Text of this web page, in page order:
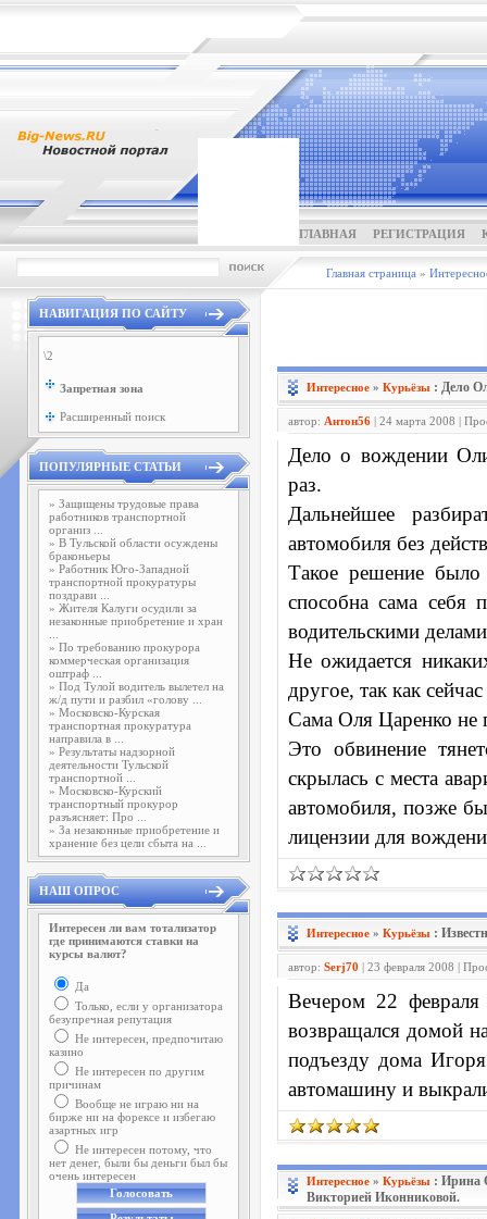
ГЛАВНАЯ РЕГИСТРАЦИЯ
Главная страница »
НАВИГАЦИЯ ПО САЙТУ
\2
Запретная зона
Расширенный поиск
ПОПУЛЯРНЫЕ СТАТЬИ
» Защищены трудовые права
работников транспортной
организ ...
» В Тульской области осуждены
браконьеры
» Работник Юго-Западной
транспортной прокуратуры
поздрави ...
» Жителя Калуги осудили за
незаконные приобретение и хран
» По требованию прокурора
коммерческая организация
оштраф ...
» Под Тулой водитель вылетел на
ж/д пути и разбил «голову ...
» Московско-Курская
транспортная прокуратура
направила в ...
» Результаты надзорной
деятельности Тульской
транспортной ...
» Московско-Курский
транспортный прокурор
разъясняет: Про ...
» За незаконные приобретение и
хранение без цели сбыта на ...
НАШ ОПРОС
Интересен ли вам тотализатор
где принимаются ставки на
курсы валют?
Да
Только, если у организатора
безупречная репутация
Не интересен, предпочитаю
казино
Не интересен по другим
причинам
Вообще не играю ни на
бирже ни на форексе и избегаю
азартных игр
Не интересен потому, что
нет денег, были бы деньги был бы
очень интересен
Интересное » Курьёзы : Дело
автор: Антон56 | 24 марта 2008 |
Дело о вождении
раз.
Дальнейшее
автомобиля без
Такое решение
способна сама себя
водительскими
Не ожидается
другое, так как
Сама Оля Царенко не
Это обвинение
скрылась с места
автомобиля, позже
лицензии для
Интересное » Курьёзы :
автор: Serj70 | 23 февраля 2008 |
Вечером 22
возвращался домой
подъезду дома
автомашину и
Интересное » Курьёзы : Ирина
Викторией Иконниковой.